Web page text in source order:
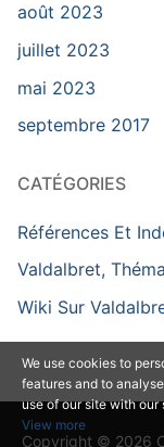
août 2023
juillet 2023
mai 2023
septembre 2017
CATÉGORIES
Références Et
Valdalbret,
Wiki Sur
Copyright © 2026
We use cookies to
features and to
use of our site with
View more